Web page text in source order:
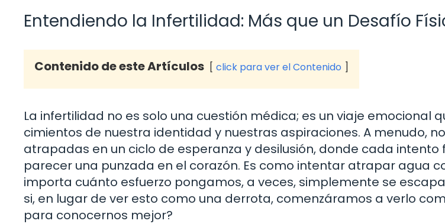
Entendiendo la Infertilidad: Más que un Desafío
Contenido de este Artículos click para ver el Contenido
La infertilidad no es solo una cuestión médica; es un viaje emocional
cimientos de nuestra identidad y nuestras aspiraciones. A menudo,
atrapadas en un ciclo de esperanza y desilusión, donde cada intento
parecer una punzada en el corazón. Es como intentar atrapar agua
importa cuánto esfuerzo pongamos, a veces, simplemente se
si, en lugar de ver esto como una derrota, comenzáramos a verlo
para conocernos mejor?